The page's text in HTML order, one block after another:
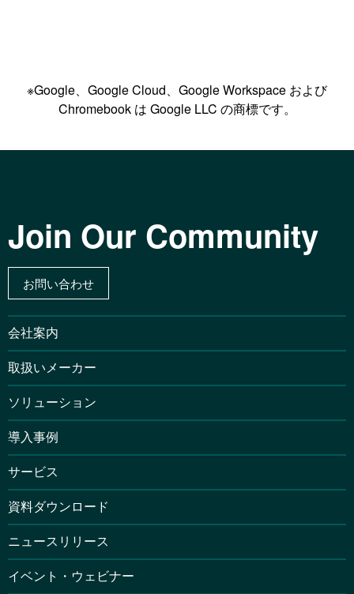
※Google、Google Cloud、Google Workspace および
Chromebook は Google LLC の商標です。
Join Our Community
お問い合わせ
会社案内
取扱いメーカー
ソリューション
導入事例
サービス
資料ダウンロード
ニュースリリース
イベント・ウェビナー